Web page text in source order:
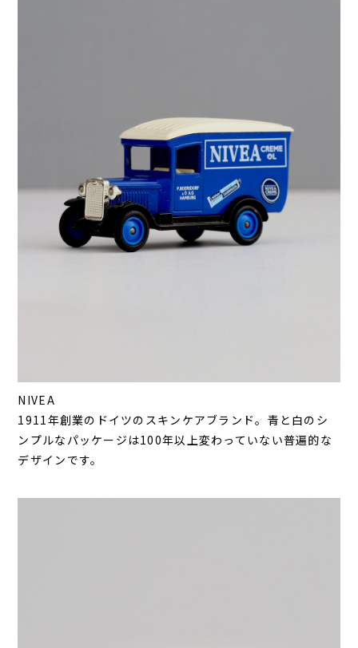
NIVEA
1911年創業のドイツのスキンケアブランド。青と白のシ
ンプルなパッケージは100年以上変わっていない普遍的な
デザインです。